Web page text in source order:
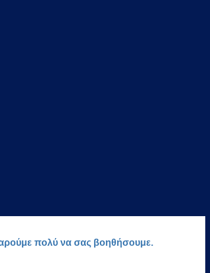
πολύ να σας βοηθήσουμε.